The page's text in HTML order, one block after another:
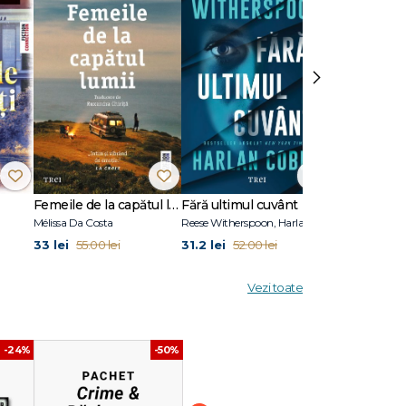
Femeile de la capătul lumii
Mélissa Da Costa
33 lei 55.00 lei
Fără ultimul cuvânt
31.2 lei 52.00 lei
›
Vezi toate
-24% -50%